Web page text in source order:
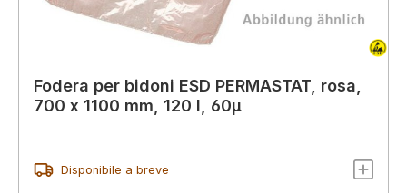
Fodera per bidoni ESD PERMASTAT, rosa,
700 x 1100 mm, 120 l, 60µ
Disponibile a breve